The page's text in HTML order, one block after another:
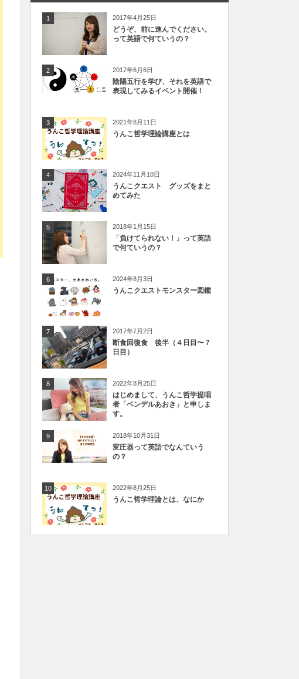
1 2017年4月25日
どうぞ、前に進んでください。
って英語で何ていうの？
2 2017年6月6日
陰陽五行を学び、それを英語で
表現してみるイベント開催！
3 2021年8月11日
うんこ哲学理論講座とは
4 2024年11月10日
うんこクエスト グッズをまと
めてみた
5 2018年1月15日
「負けてられない！」って英語
で何ていうの？
6 2024年8月3日
うんこクエストモンスター図鑑
7 2017年7月2日
断食回復食 後半（４日目〜７
日目）
8 2022年8月25日
はじめまして、うんこ哲学提唱
者「ベンデルあおき」と申しま
す。
9 2018年10月31日
変圧器って英語でなんていう
の？
10 2022年8月25日
うんこ哲学理論とは、なにか